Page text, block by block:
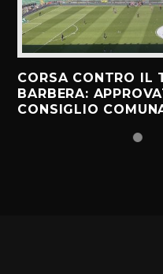
CORSA CONTRO IL
BARBERA:
CONSIGLIO